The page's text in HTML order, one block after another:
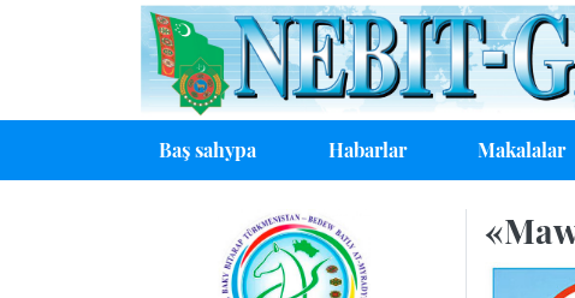
Baş sahypa Habarlar Makalalar